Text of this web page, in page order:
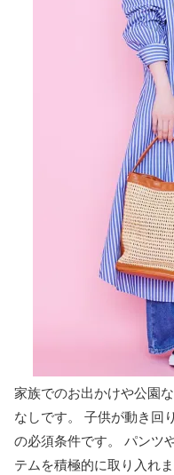
家族でのお出かけや公園
なしです。 子供が動き回り時期は、動きやすさがママコーデ
の必須条件です。 パンツやスニーカーなどの動きやすいアイ
テムを積極的に取り入れましょう！ デニムコ